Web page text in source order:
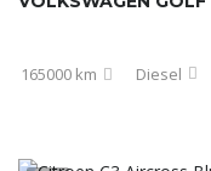
165000 km Diesel